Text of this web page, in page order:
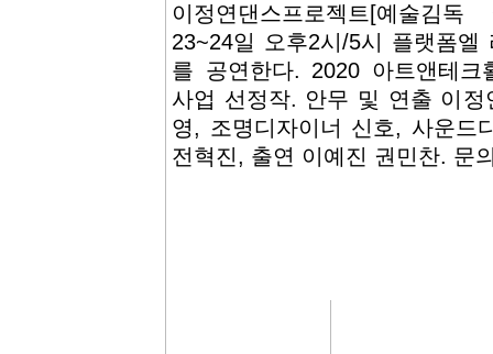
이정연댄스프로젝트[예술김
23~24일 오후2시/5시 플랫폼
를 공연한다. 2020 아트앤테크
사업 선정작. 안무 및 연출 이
영, 조명디자이너 신호, 사운드
전혁진, 출연 이예진 권민찬. 문